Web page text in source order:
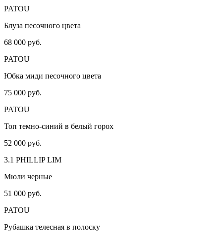
PATOU
Блуза песочного цвета
68 000 руб.
PATOU
Юбка миди песочного цвета
75 000 руб.
PATOU
Топ темно-синий в белый горох
52 000 руб.
3.1 PHILLIP LIM
Мюли черные
51 000 руб.
PATOU
Рубашка телесная в полоску